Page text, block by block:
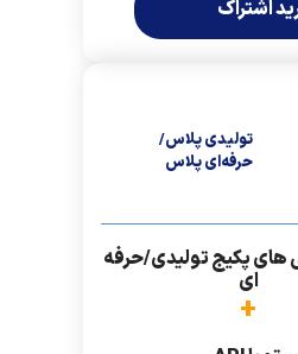
اشتراک
تولیدی پلاس/
حرفه‌ای پلاس
های پکیج تولیدی/حرفه
ای
+